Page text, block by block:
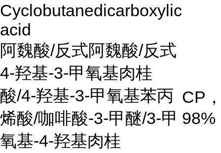
Cyclobutanedicarboxylic
acid
阿魏酸/反式阿魏酸/反式
4-羟基-3-甲氧基肉桂
酸/4-羟基-3-甲氧基苯丙
烯酸/咖啡酸-3-甲醚/3-甲
氧基-4-羟基肉桂
CP
98%